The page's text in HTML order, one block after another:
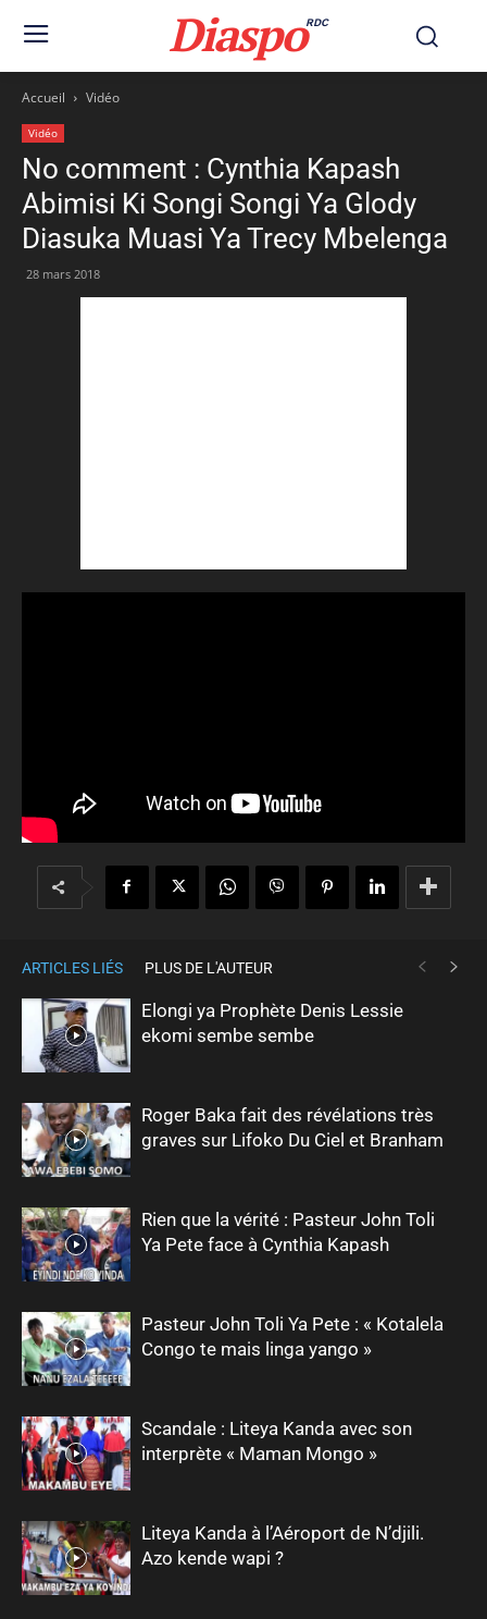
DiaspoRDC
Accueil Vidéo
Vidéo
No comment : Cynthia Kapash
Abimisi Ki Songi Songi Ya Glody
Diasuka Muasi Ya Trecy Mbelenga
28 mars 2018
ARTICLES LIÉS PLUS DE L'AUTEUR
Elongi ya Prophète Denis Lessie
ekomi sembe sembe
Roger Baka fait des révélations très
graves sur Lifoko Du Ciel et Branham
Rien que la vérité : Pasteur John Toli
Ya Pete face à Cynthia Kapash
Pasteur John Toli Ya Pete : « Kotalela
Congo te mais linga yango »
Scandale : Liteya Kanda avec son
interprète « Maman Mongo »
Liteya Kanda à l’Aéroport de N’djili.
Azo kende wapi ?